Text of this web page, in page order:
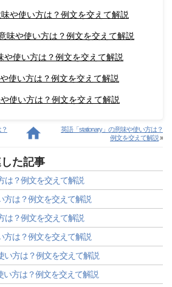
や使い方は？例文を交えて解説
味や使い方は？例文を交えて解説
や使い方は？例文を交えて解説
使い方は？例文を交えて解説
使い方は？例文を交えて解説
英語「stationary」の意味や使い方は？
例文を交えて解説»
た記事
は？例文を交えて解説
方は？例文を交えて解説
は？例文を交えて解説
方は？例文を交えて解説
い方は？例文を交えて解説
い方は？例文を交えて解説